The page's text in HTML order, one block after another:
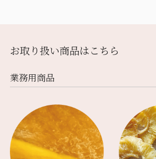
お取り扱い商品はこちら
業務⽤商品